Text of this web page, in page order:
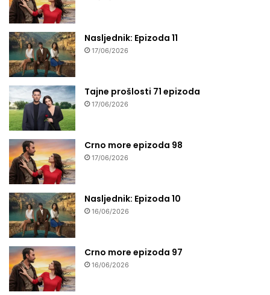
Nasljednik: Epizoda 11
17/06/2026
Tajne prošlosti 71 epizoda
17/06/2026
Crno more epizoda 98
17/06/2026
Nasljednik: Epizoda 10
16/06/2026
Crno more epizoda 97
16/06/2026